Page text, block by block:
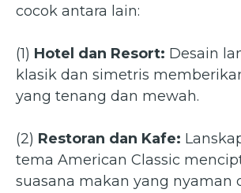
cocok antara lain:
(1) Hotel dan Resort: Desain
klasik dan simetris
yang tenang dan mewah.
(2) Restoran dan Kafe:
tema American Classic
suasana makan yang nyaman